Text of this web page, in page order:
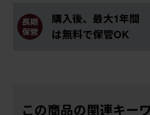
購入後、最大1年間
は無料で保管OK
この商品の関連キー